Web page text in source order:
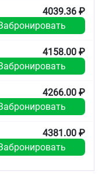
детей месте, при
+25°С.
годности,
4039.36 ₽
4158.00 ₽
4266.00 ₽
4381.00 ₽